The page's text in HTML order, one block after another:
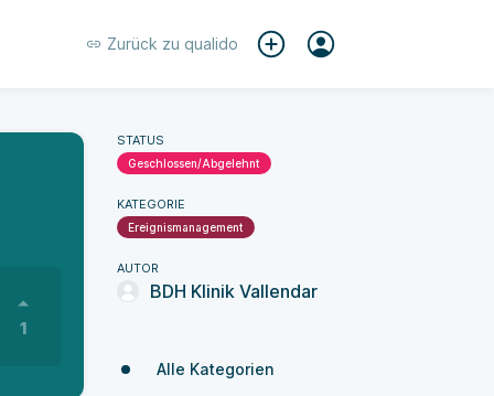
Zurück zu qualido
1
STATUS
Geschlossen/Abgelehnt
KATEGORIE
Ereignismanagement
AUTOR
BDH Klinik Vallendar
Alle Kategorien